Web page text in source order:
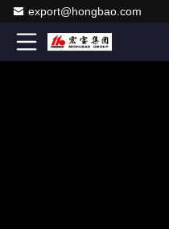
export@hongbao.com